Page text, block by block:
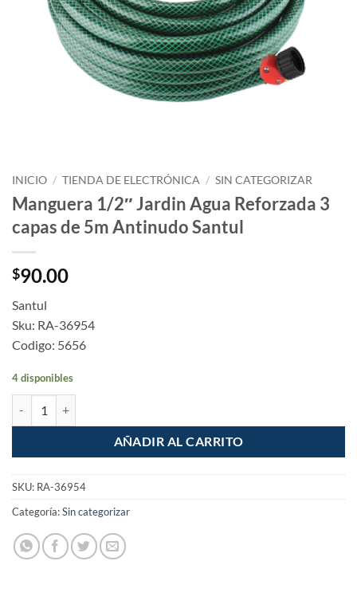
INICIO / TIENDA DE ELECTRÓNICA / SIN CATEGORIZAR
Manguera 1/2″ Jardin Agua Reforzada 3
capas de 5m Antinudo Santul
$90.00
Santul
Sku: RA-36954
Codigo: 5656
4 disponibles
AÑADIR AL CARRITO
SKU: RA-36954
Categoría:Sin categorizar